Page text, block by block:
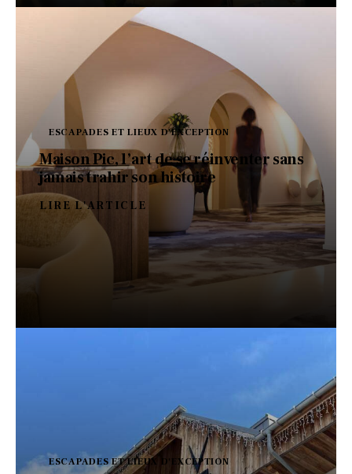
ESCAPADES ET LIEUX D'EXCEPTION
Maison Pic, l’art de se réinventer sans
jamais trahir son histoire
LIRE L'ARTICLE
ESCAPADES ET LIEUX D'EXCEPTION